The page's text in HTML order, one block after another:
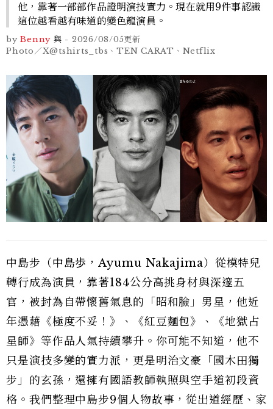
他，靠著一部部作品證明演技實力。現在就用9件事認識
這位越看越有味道的變色龍演員。
by Benny 與 - 2026/08/05更新
Photo／X@tshirts_tbs、TEN CARAT、Netflix
中島步（中島歩，Ayumu Nakajima）從模特兒
轉行成為演員，靠著184公分高挑身材與深邃五
官，被封為自帶懷舊氣息的「昭和臉」男星，他近
年憑藉《極度不妥！》、《紅豆麵包》、《地獄占
星師》等作品人氣持續攀升。你可能不知道，他不
只是演技多變的實力派，更是明治文豪「國木田獨
步」的玄孫，還擁有國語教師執照與空手道初段資
格。我們整理中島步9個人物故事，從出道經歷、家